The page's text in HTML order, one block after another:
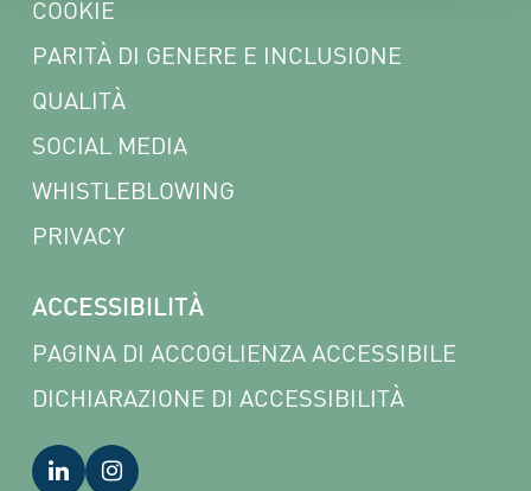
COOKIE
PARITÀ DI GENERE E INCLUSIONE
QUALITÀ
SOCIAL MEDIA
WHISTLEBLOWING
PRIVACY
ACCESSIBILITÀ
PAGINA DI ACCOGLIENZA ACCESSIBILE
DICHIARAZIONE DI ACCESSIBILITÀ